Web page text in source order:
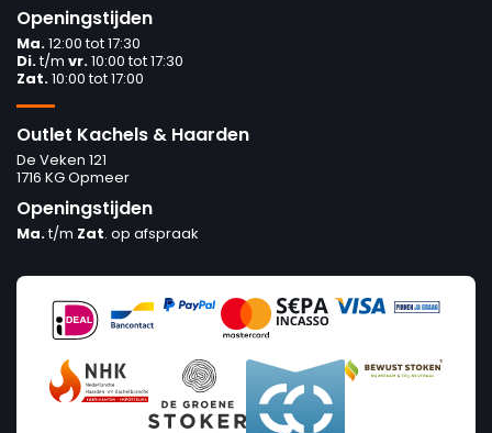
Openingstijden
Ma.12:00 tot 17:30
Di.t/m vr.10:00 tot 17:30
Zat.10:00 tot 17:00
Outlet Kachels & Haarden
De Veken 121
1716 KG Opmeer
Openingstijden
Ma.t/m Zat. op afspraak